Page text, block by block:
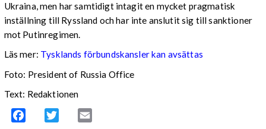
Ukraina, men har samtidigt intagit en mycket pragmatisk
inställning till Ryssland och har inte anslutit sig till sanktioner
mot Putinregimen.
Läs mer: Tysklands förbundskansler kan avsättas
Foto: President of Russia Office
Text: Redaktionen
Facebook Twitter